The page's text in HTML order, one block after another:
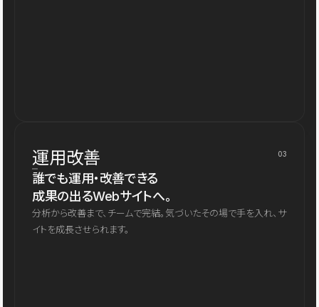
運用改善 03
誰でも運用・改善できる
成果の出るWebサイトへ。
分析から改善まで、チームで完結。気づいたその場で手を入れ、サ
イトを成長させられます。